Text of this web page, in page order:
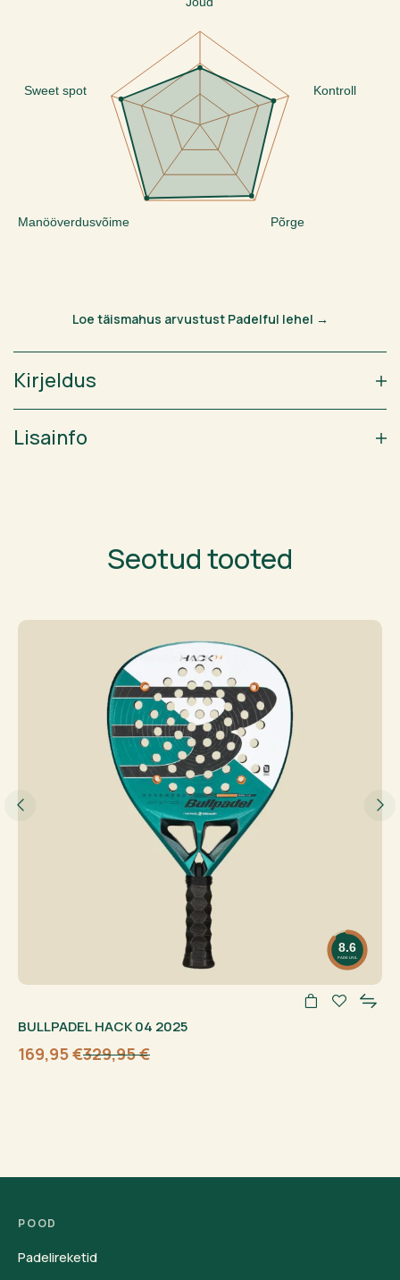
Kontroll
Põrge
Manööverdusvõime
Sweet spot
Loe täismahus arvustust Padelful lehel →
Kirjeldus
Lisainfo
Seotud tooted
8.6
PADELFUL
BULLPADEL HACK 04 2025
329,95€
Algne
169,95€
Current
POOD
Padelireketid